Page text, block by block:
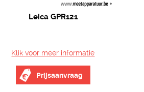
Leica GPR121
Klik voor meer informatie
Prijsaanvraag